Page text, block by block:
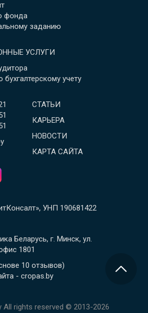
фонда
заданию
УСЛУГИ
бухгалтерскому учету
СТАТЬИ
КАРЬЕРА
НОВОСТИ
КАРТА САЙТА
УНП 190681422
Беларусь, г. Минск, ул.
1801
10 отзывов)
- cropas.by
All rights reserved © 2013-2026